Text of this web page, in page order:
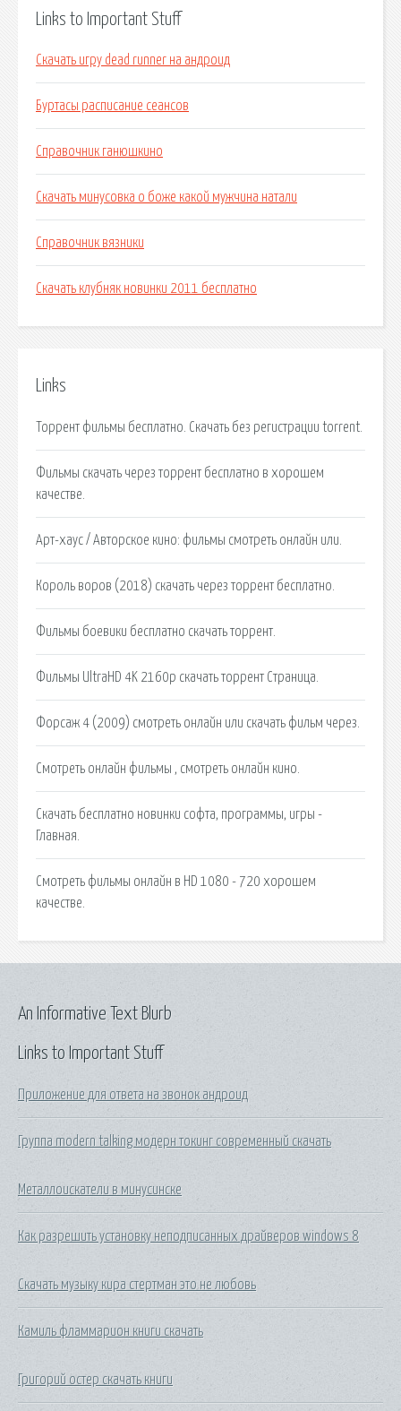
Links to Important Stuff
Скачать игру dead runner на андроид
Буртасы расписание сеансов
Справочник ганюшкино
Скачать минусовка о боже какой мужчина натали
Справочник вязники
Скачать клубняк новинки 2011 бесплатно
Links
Торрент фильмы бесплатно. Скачать без регистрации torrent.
Фильмы скачать через торрент бесплатно в хорошем
качестве.
Арт-хаус / Авторское кино: фильмы смотреть онлайн или.
Король воров (2018) скачать через торрент бесплатно.
Фильмы боевики бесплатно скачать торрент.
Фильмы UltraHD 4K 2160p скачать торрент Страница.
Форсаж 4 (2009) смотреть онлайн или скачать фильм через.
Смотреть онлайн фильмы , смотреть онлайн кино.
Скачать бесплатно новинки софта, программы, игры -
Главная.
Смотреть фильмы онлайн в HD 1080 - 720 хорошем
качестве.
Links to Important Stuff
Приложение для ответа на звонок андроид
Группа modern talking модерн токинг современный скачать
Металлоискатели в минусинске
Как разрешить установку неподписанных драйверов windows 8
Скачать музыку кира стертман это не любовь
Камиль фламмарион книги скачать
Григорий остер скачать книги
An Informative Text Blurb